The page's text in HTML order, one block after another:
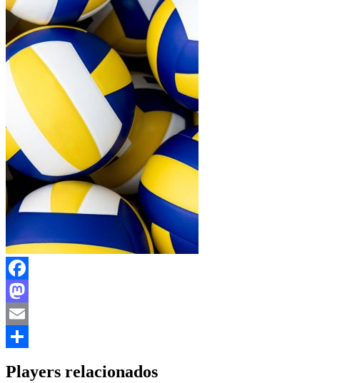
Facebook
Mastodon
Email
Players relacionados